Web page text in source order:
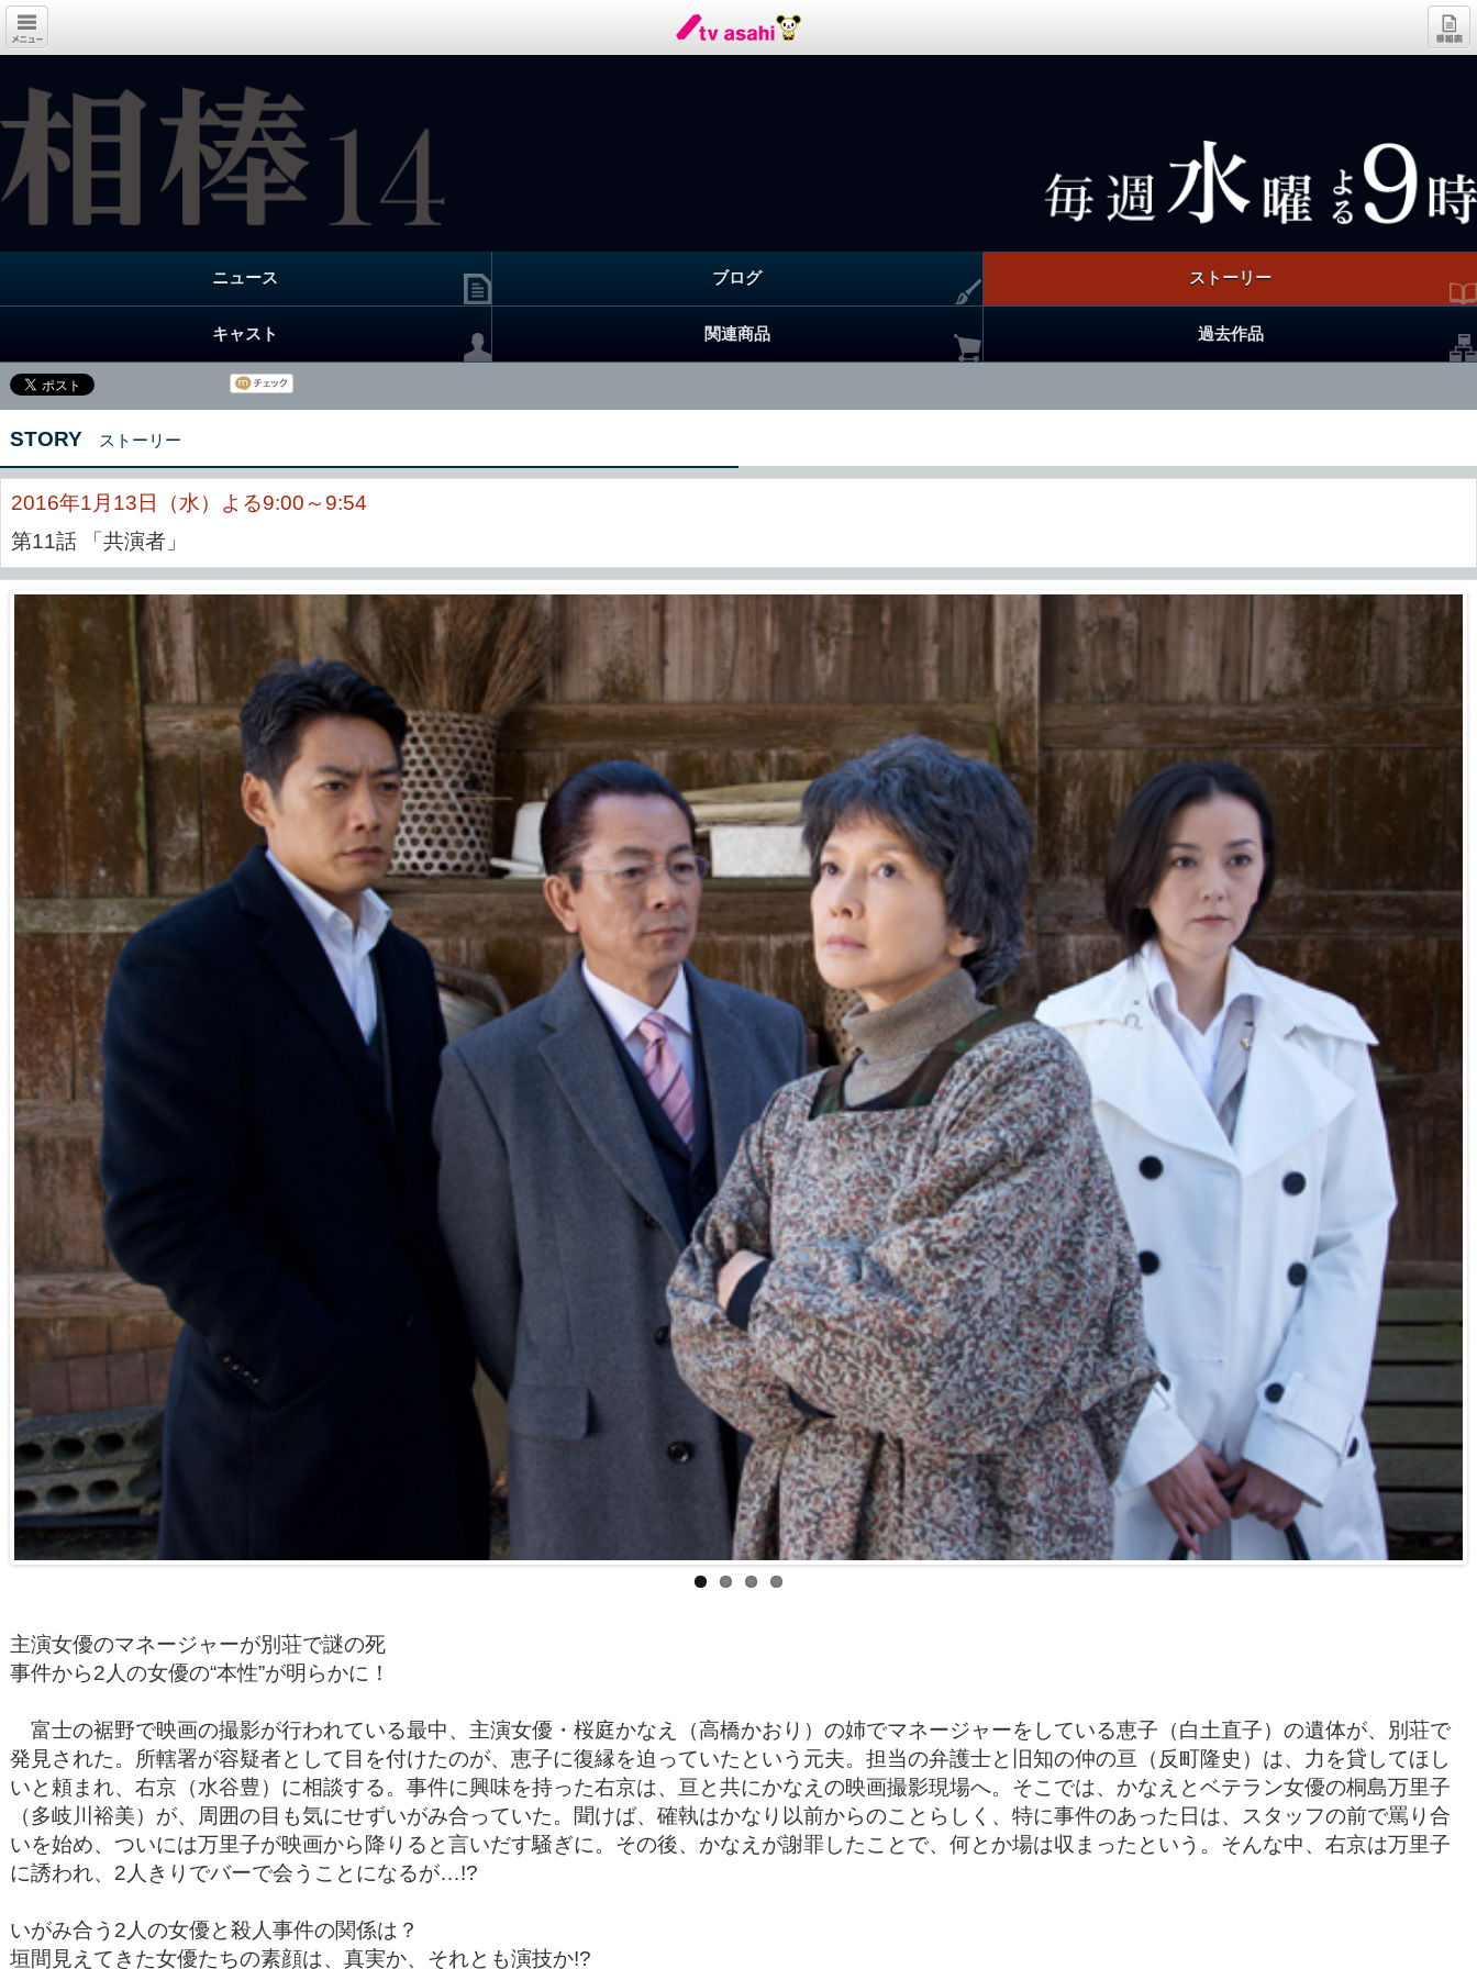
ニュース ブログ ストーリー
キャスト 関連商品 過去作品
STORY ストーリー
2016年1月13日（水）よる9:00～9:54
第11話 「共演者」
主演女優のマネージャーが別荘で謎の死
事件から2人の女優の“本性”が明らかに！
富士の裾野で映画の撮影が行われている最中、主演女優・桜庭かなえ（高橋かおり）の姉でマネージャーをしている恵子（白土直子）の遺体が、別荘で
発見された。所轄署が容疑者として目を付けたのが、恵子に復縁を迫っていたという元夫。担当の弁護士と旧知の仲の亘（反町隆史）は、力を貸してほし
いと頼まれ、右京（水谷豊）に相談する。事件に興味を持った右京は、亘と共にかなえの映画撮影現場へ。そこでは、かなえとベテラン女優の桐島万里子
（多岐川裕美）が、周囲の目も気にせずいがみ合っていた。聞けば、確執はかなり以前からのことらしく、特に事件のあった日は、スタッフの前で罵り合
いを始め、ついには万里子が映画から降りると言いだす騒ぎに。その後、かなえが謝罪したことで、何とか場は収まったという。そんな中、右京は万里子
に誘われ、2人きりでバーで会うことになるが…!?
いがみ合う2人の女優と殺人事件の関係は？
垣間見えてきた女優たちの素顔は、真実か、それとも演技か!?